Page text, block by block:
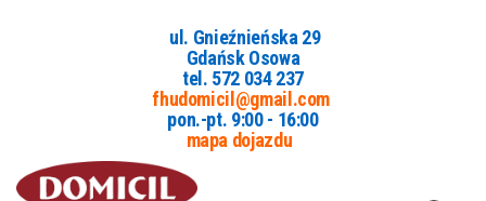
ul. Gnieźnieńska 29
Gdańsk Osowa
tel. 572 034 237
fhudomicil@gmail.com
pon.-pt. 9:00 - 16:00
mapa dojazdu